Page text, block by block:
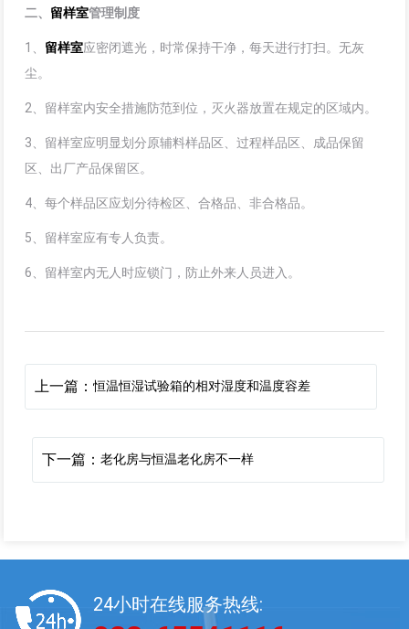
二、 留样室管理制度
1、 留样室应密闭遮光，时常保持干净，每天进行打扫。无灰
尘。
2、留样室内安全措施防范到位，灭火器放置在规定的区域内。
3、留样室应明显划分原辅料样品区、过程样品区、成品保留
区、出厂产品保留区。
4、每个样品区应划分待检区、合格品、非合格品。
5、留样室应有专人负责。
6、留样室内无人时应锁门，防止外来人员进入。
上一篇： 恒温恒湿试验箱的相对湿度和温度容差
下一篇： 老化房与恒温老化房不一样
24小时在线服务热线: